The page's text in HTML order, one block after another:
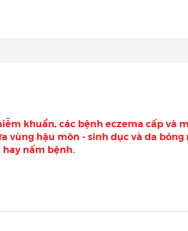
khuẩn, các bệnh eczema cấp và
vùng hậu môn - sinh dục và da
nấm bệnh.